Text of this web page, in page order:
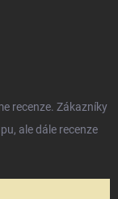
recenze. Zákazníky
ale dále recenze